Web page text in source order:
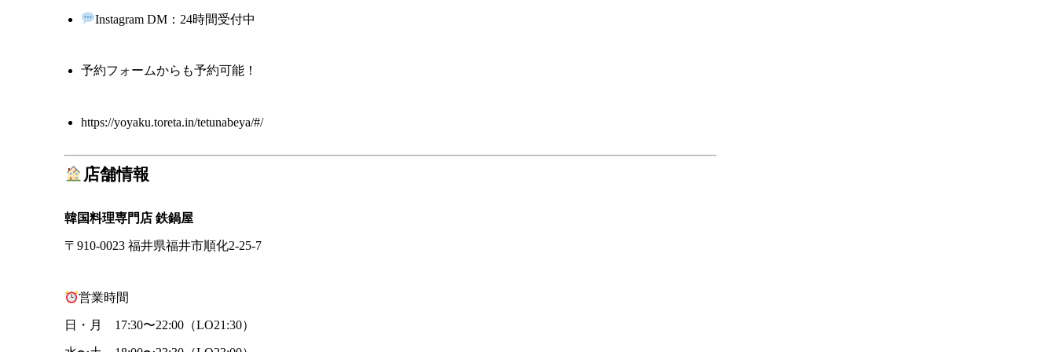
Instagram DM：24時間受付中
予約フォームからも予約可能！
https://yoyaku.toreta.in/tetunabeya/#/
店舗情報
韓国料理専門店 鉄鍋屋
〒910-0023 福井県福井市順化2-25-7
営業時間
日・月 17:30〜22:00（LO21:30）